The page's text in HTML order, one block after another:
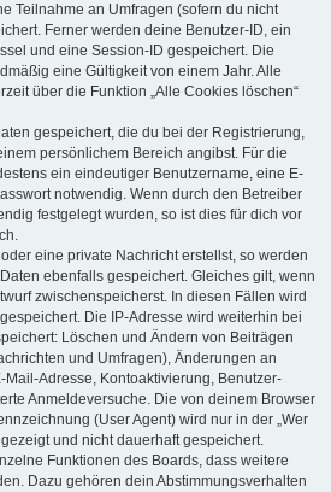
Teilnahme an Umfragen (sofern du nicht
Ferner werden deine Benutzer-ID, ein
und eine Session-ID gespeichert. Die
eine Gültigkeit von einem Jahr. Alle
über die Funktion „Alle Cookies löschen“
gespeichert, die du bei der Registrierung,
persönlichem Bereich angibst. Für die
ein eindeutiger Benutzername, eine E-
notwendig. Wenn durch den Betreiber
festgelegt wurden, so ist dies für dich vor
eine private Nachricht erstellst, so werden
ebenfalls gespeichert. Gleiches gilt, wenn
zwischenspeicherst. In diesen Fällen wird
Die IP-Adresse wird weiterhin bei
Löschen und Ändern von Beiträgen
und Umfragen), Änderungen an
Adresse, Kontoaktivierung, Benutzer-
Anmeldeversuche. Die von deinem Browser
(User Agent) wird nur in der „Wer
und nicht dauerhaft gespeichert.
Funktionen des Boards, dass weitere
Dazu gehören dein Abstimmungsverhalten